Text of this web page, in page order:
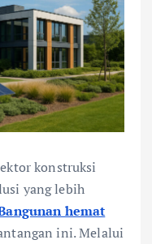
konstruksi
yang lebih
hemat
ini. Melalui